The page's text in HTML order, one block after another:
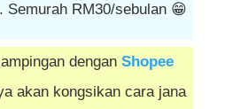
Semurah RM30/sebulan 😁
dengan Shopee
akan kongsikan cara jana